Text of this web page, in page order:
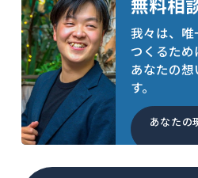
無料相
我々は、唯
つくるため
あなたの
す。
あなたの